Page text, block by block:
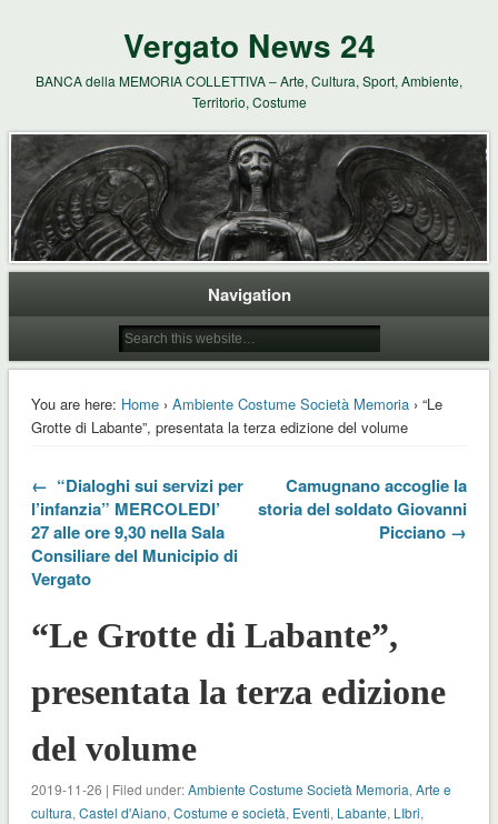
Vergato News 24
BANCA della MEMORIA COLLETTIVA – Arte, Cultura, Sport, Ambiente,
Territorio, Costume
Navigation
You are here: Home› Ambiente Costume Società Memoria› “Le
Grotte di Labante”, presentata la terza edizione del volume
← “Dialoghi sui servizi per
l’infanzia” MERCOLEDI’
27 alle ore 9,30 nella Sala
Consiliare del Municipio di
Vergato
Camugnano accoglie la
storia del soldato Giovanni
Picciano →
“Le Grotte di Labante”,
presentata la terza edizione
del volume
2019-11-26 | Filed under:Ambiente Costume Società Memoria, Arte e
cultura, Castel d'Aiano, Costume e società, Eventi, Labante, LIbri,